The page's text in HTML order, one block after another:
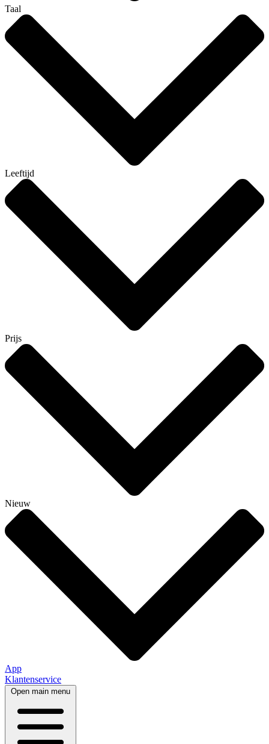
Taal
Leeftijd
Prijs
Nieuw
App
Klantenservice
Open main menu